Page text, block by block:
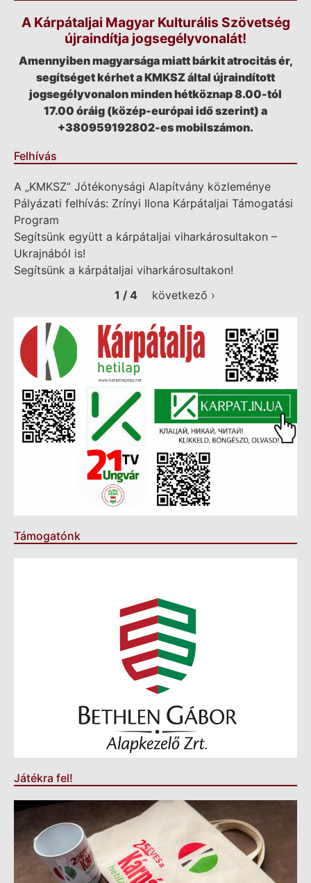
A Kárpátaljai Magyar Kulturális Szövetség
újraindítja jogsegélyvonalát!
Amennyiben magyarsága miatt bárkit atrocitás ér,
segítséget kérhet a KMKSZ által újraindított
jogsegélyvonalon minden hétköznap 8.00-tól
17.00 óráig (közép-európai idő szerint) a
+380959192802-es mobilszámon.
Felhívás
A „KMKSZ” Jótékonysági Alapítvány közleménye
Pályázati felhívás: Zrínyi Ilona Kárpátaljai Támogatási
Program
Segítsünk együtt a kárpátaljai viharkárosultakon –
Ukrajnából is!
Segítsünk a kárpátaljai viharkárosultakon!
1 / 4
következő ›
Támogatónk
Játékra fel!